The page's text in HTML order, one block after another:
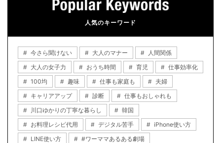
人気のキーワード
今さら聞けない 大人のマナー
人間関係
大人の女子力
おうち時間 育児
仕事効率化
100均
趣味 仕事も家庭も
夫婦
キャリアアップ
診断
仕事もおしゃれも
川口ゆかりの丁寧な暮らし
韓国
お料理レシピ代用
デジタル苦手
iPhone使い方
LINE使い方
#ワーママあるある劇場